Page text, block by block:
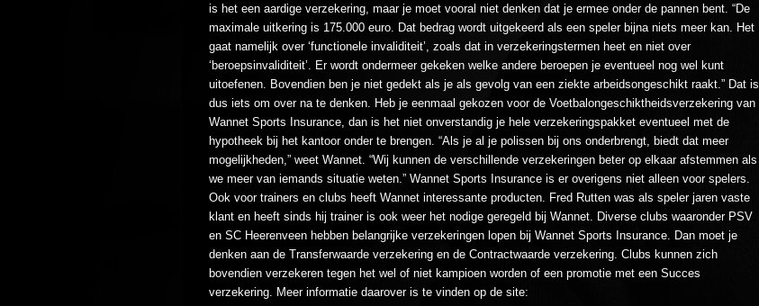
is het een aardige verzekering, maar je moet vooral niet denken dat je ermee onder de pannen bent. “De
maximale uitkering is 175.000 euro. Dat bedrag wordt uitgekeerd als een speler bijna niets meer kan. Het
gaat namelijk over ‘functionele invaliditeit’, zoals dat in verzekeringstermen heet en niet over
‘beroepsinvaliditeit’. Er wordt ondermeer gekeken welke andere beroepen je eventueel nog wel kunt
uitoefenen. Bovendien ben je niet gedekt als je als gevolg van een ziekte arbeidsongeschikt raakt.” Dat is
dus iets om over na te denken. Heb je eenmaal gekozen voor de Voetbalongeschiktheidsverzekering van
Wannet Sports Insurance, dan is het niet onverstandig je hele verzekeringspakket eventueel met de
hypotheek bij het kantoor onder te brengen. “Als je al je polissen bij ons onderbrengt, biedt dat meer
mogelijkheden,” weet Wannet. “Wij kunnen de verschillende verzekeringen beter op elkaar afstemmen als
we meer van iemands situatie weten.” Wannet Sports Insurance is er overigens niet alleen voor spelers.
Ook voor trainers en clubs heeft Wannet interessante producten. Fred Rutten was als speler jaren vaste
klant en heeft sinds hij trainer is ook weer het nodige geregeld bij Wannet. Diverse clubs waaronder PSV
en SC Heerenveen hebben belangrijke verzekeringen lopen bij Wannet Sports Insurance. Dan moet je
denken aan de Transferwaarde verzekering en de Contractwaarde verzekering. Clubs kunnen zich
bovendien verzekeren tegen het wel of niet kampioen worden of een promotie met een Succes
verzekering. Meer informatie daarover is te vinden op de site: